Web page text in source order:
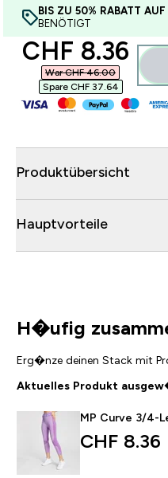
BIS ZU 50% RABATT AUF
BENÖTIGT
discounted
CHF 8.36‎
War CHF 46.00‎
Spare CHF 37.64‎
Produktübersicht
Hauptvorteile
H�ufig
Erg�nze deinen Stack mit
Aktuelles Produkt
MP Curve 3/4-
CHF 8.36‎